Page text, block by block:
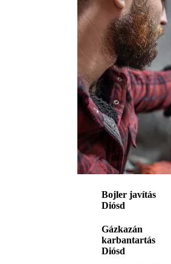
Bojler javítás
Diósd
Gázkazán
karbantartás
Diósd